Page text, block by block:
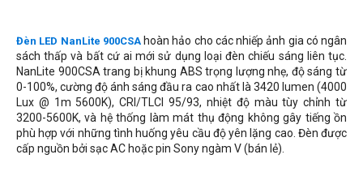
Đèn LED NanLite 900CSAhoàn hảo cho các nhiếp ảnh gia có ngân
sách thấp và bất cứ ai mới sử dụng loại đèn chiếu sáng liên tục.
NanLite 900CSA trang bị khung ABS trọng lượng nhẹ, độ sáng từ
0-100%, cường độ ánh sáng đầu ra cao nhất là 3420 lumen (4000
Lux @ 1m 5600K), CRI/TLCI 95/93, nhiệt độ màu tùy chỉnh từ
3200-5600K, và hệ thống làm mát thụ động không gây tiếng ồn
phù hợp với những tình huống yêu cầu độ yên lặng cao . Đèn được
cấp nguồn bởi sạc AC hoặc pin Sony ngàm V (bán lẻ).